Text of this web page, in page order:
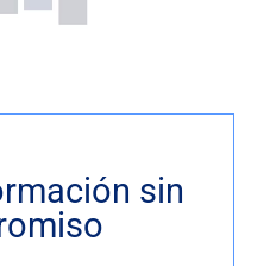
sin